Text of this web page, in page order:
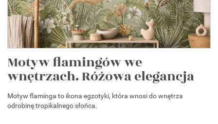
Motyw flamingów we
wnętrzach. Różowa elegancja
Motyw flaminga to ikona egzotyki, która wnosi do wnętrza
odrobinę tropikalnego słońca.